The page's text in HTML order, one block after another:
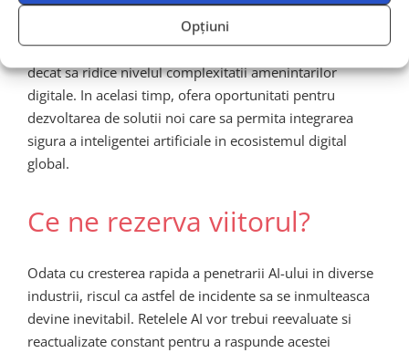
Opțiuni
Cercetatorii avertizeaza ca acest tip de incident nu face
decat sa ridice nivelul complexitatii amenintarilor
digitale. In acelasi timp, ofera oportunitati pentru
dezvoltarea de solutii noi care sa permita integrarea
sigura a inteligentei artificiale in ecosistemul digital
global.
Ce ne rezerva viitorul?
Odata cu cresterea rapida a penetrarii AI-ului in diverse
industrii, riscul ca astfel de incidente sa se inmulteasca
devine inevitabil. Retelele AI vor trebui reevaluate si
reactualizate constant pentru a raspunde acestei